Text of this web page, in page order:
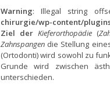
Warning: Illegal string
chirurgie/wp-content/
Ziel der Kieferorthopädie(
Zahnspangen die Stellung
(Ortodonti) wird sowohl zu
Grunde wird zwischen
unterschieden.